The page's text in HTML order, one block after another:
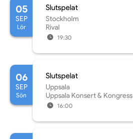
05
SEP
Lör
Slutspelat
Stockholm
Rival
19:30
06
SEP
Sön
Slutspelat
Uppsala
Uppsala Konsert & Kongress
16:00